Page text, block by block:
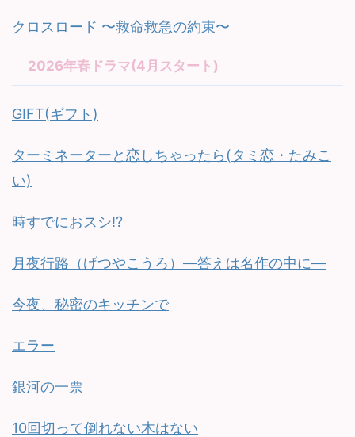
クロスロード 〜救命救急の約束〜
2026年春ドラマ(4月スタート)
GIFT(ギフト)
ターミネーターと恋しちゃったら(タミ恋・たみこ
い)
時すでにおスシ!?
月夜行路（げつやこうろ）—答えは名作の中に—
今夜、秘密のキッチンで
エラー
銀河の一票
10回切って倒れない木はない